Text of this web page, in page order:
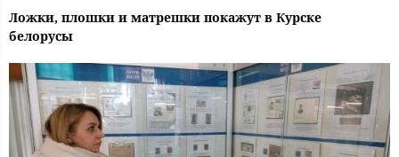
Ложки, плошки и матрешки покажут в Курске
белорусы